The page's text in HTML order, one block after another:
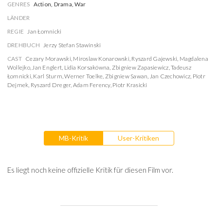
GENRES Action, Drama, War
LÄNDER
REGIE Jan Łomnicki
DREHBUCH Jerzy Stefan Stawinski
CAST Cezary Morawski, Miroslaw Konarowski, Ryszard Gajewski, Magdalena
Wollejko,Jan Englert, Lidia Korsakówna, Zbigniew Zapasiewicz,Tadeusz
Łomnicki, Karl Sturm,Werner Toelke, Zbigniew Sawan, Jan Czechowicz, Piotr
Dejmek, Ryszard Dreger, Adam Ferency, Piotr Krasicki
MB-Kritik User-Kritiken
Es liegt noch keine offizielle Kritik für diesen Film vor.